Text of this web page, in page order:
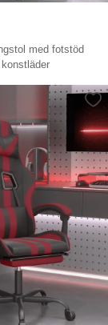
med fotstöd